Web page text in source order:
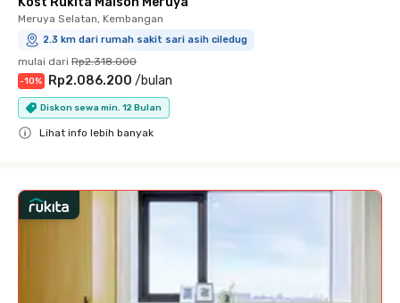
Meruya Selatan, Kembangan
2.3 km dari rumah sakit sari asih ciledug
mulai dari Rp2.318.000
-10% Rp2.086.200 /bulan
Diskon sewa min. 12 Bulan
Lihat info lebih banyak